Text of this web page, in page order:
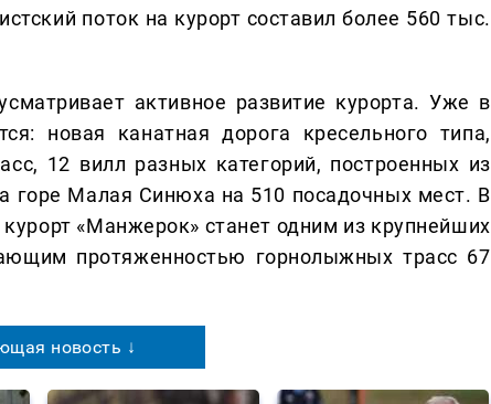
поток на курорт составил более 560 тыс.
активное развитие курорта. Уже в
новая канатная дорога кресельного типа,
12 вилл разных категорий, построенных из
горе Малая Синюха на 510 посадочных мест. В
«Манжерок» станет одним из крупнейших
протяженностью горнолыжных трасс 67
новость ↓